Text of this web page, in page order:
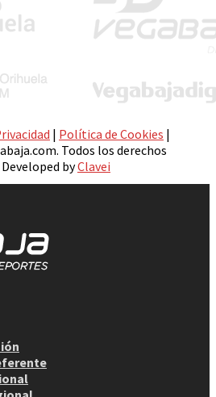
| Política de Cookies |
Todos los derechos
byClavei